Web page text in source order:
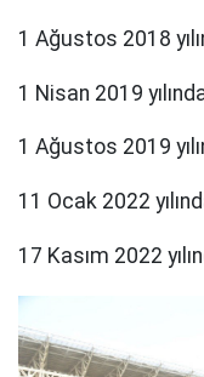
1 Ağustos 2018
1 Nisan 2019
1 Ağustos 2019
11 Ocak 2022
17 Kasım 2022